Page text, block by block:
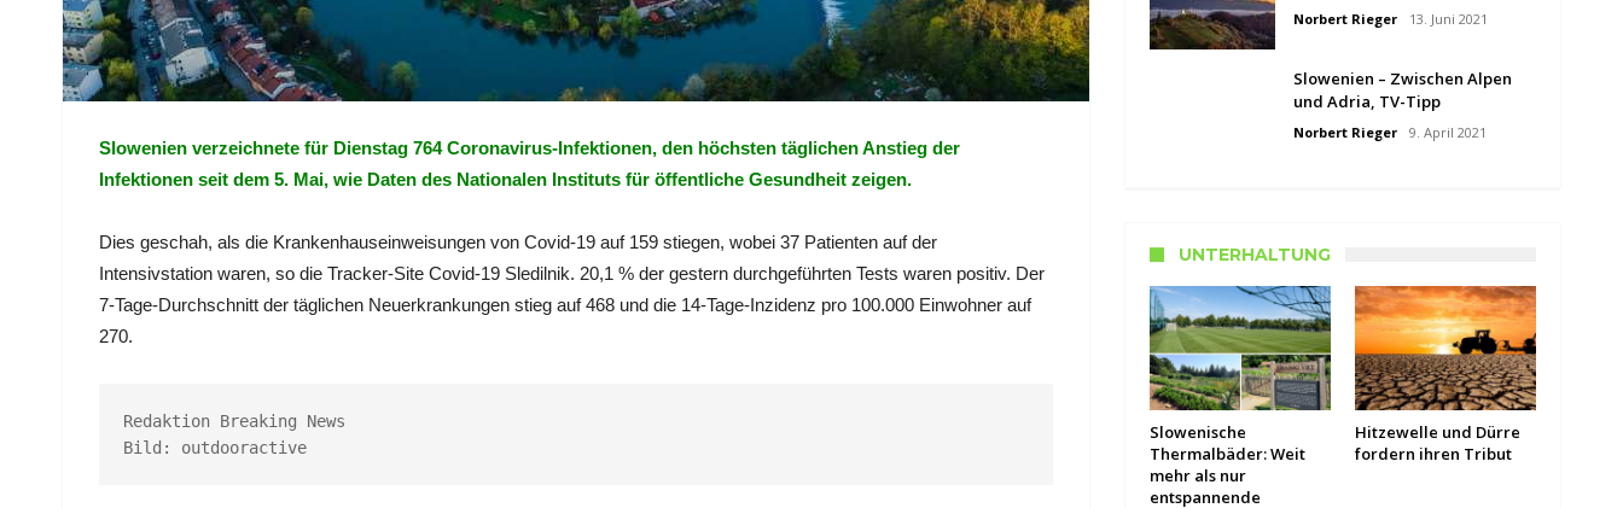
Slowenien verzeichnete für Dienstag 764 Coronavirus-Infektionen, den höchsten täglichen Anstieg der
Infektionen seit dem 5. Mai, wie Daten des Nationalen Instituts für öffentliche Gesundheit zeigen.
Dies geschah, als die Krankenhauseinweisungen von Covid-19 auf 159 stiegen, wobei 37 Patienten auf der
Intensivstation waren, so die Tracker-Site Covid-19 Sledilnik. 20,1 % der gestern durchgeführten Tests waren positiv. Der
7-Tage-Durchschnitt der täglichen Neuerkrankungen stieg auf 468 und die 14-Tage-Inzidenz pro 100.000 Einwohner auf
270.
Redaktion Breaking News
Bild: outdooractive
Norbert Rieger 13. Juni 2021
Slowenien – Zwischen Alpen
und Adria, TV-Tipp
Norbert Rieger 9. April 2021
UNTERHALTUNG
Slowenische
Thermalbäder: Weit
mehr als nur
entspannende
Hitzewelle und Dürre
fordern ihren Tribut